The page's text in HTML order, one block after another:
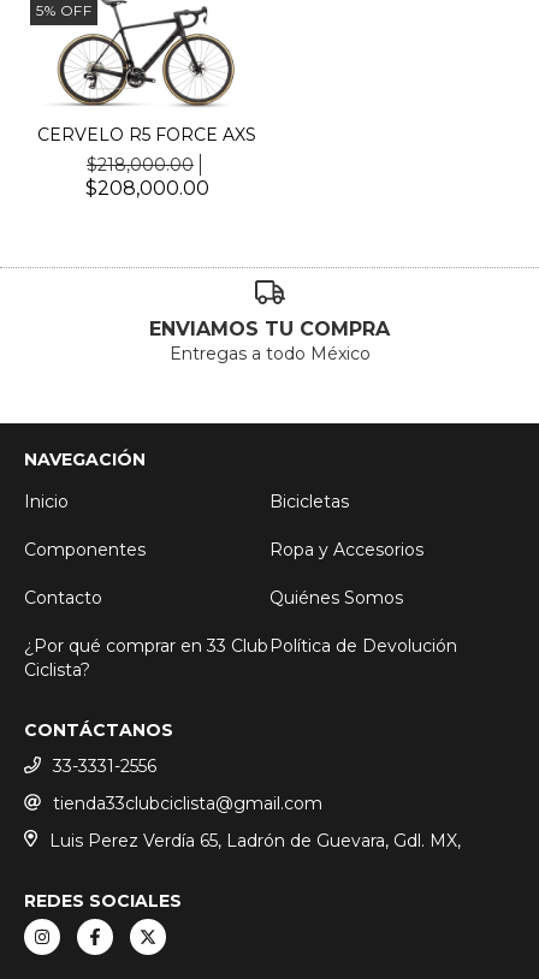
5% OFF
CERVELO R5 FORCE AXS
$218,000.00
$208,000.00
ENVIAMOS TU COMPRA
Entregas a todo México
NAVEGACIÓN
Inicio
Bicicletas
Componentes Ropa y Accesorios
Contacto Quiénes Somos
¿Por qué comprar en 33 Club
Ciclista?
Política de Devolución
CONTÁCTANOS
33-3331-2556
tienda33clubciclista@gmail.com
Luis Perez Verdía 65, Ladrón de Guevara, Gdl. MX,
REDES SOCIALES